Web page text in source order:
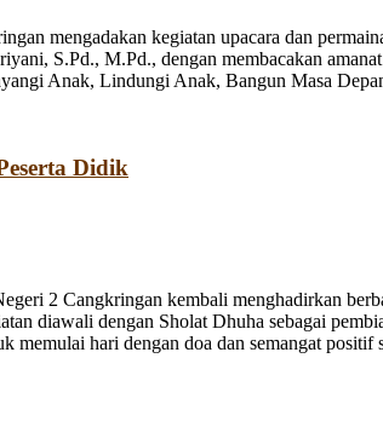
mengadakan kegiatan upacara dan
S.Pd., M.Pd., dengan membacakan
Anak, Lindungi Anak, Bangun Masa
Didik
2 Cangkringan kembali menghadirkan
diawali dengan Sholat Dhuha sebagai
hari dengan doa dan semangat positif